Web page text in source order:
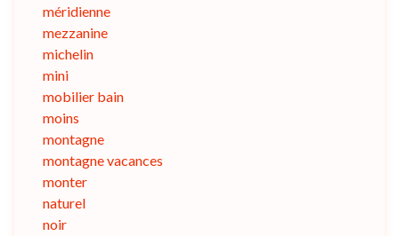
méridienne
mezzanine
michelin
mini
mobilier bain
moins
montagne
montagne vacances
monter
naturel
noir